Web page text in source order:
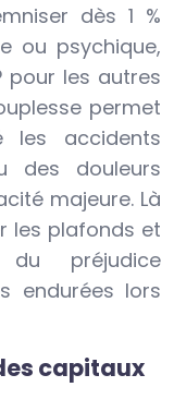
dès 1 %
ou psychique,
pour les autres
permet
accidents
des douleurs
majeure. Là
les plafonds et
du préjudice
endurées lors
capitaux